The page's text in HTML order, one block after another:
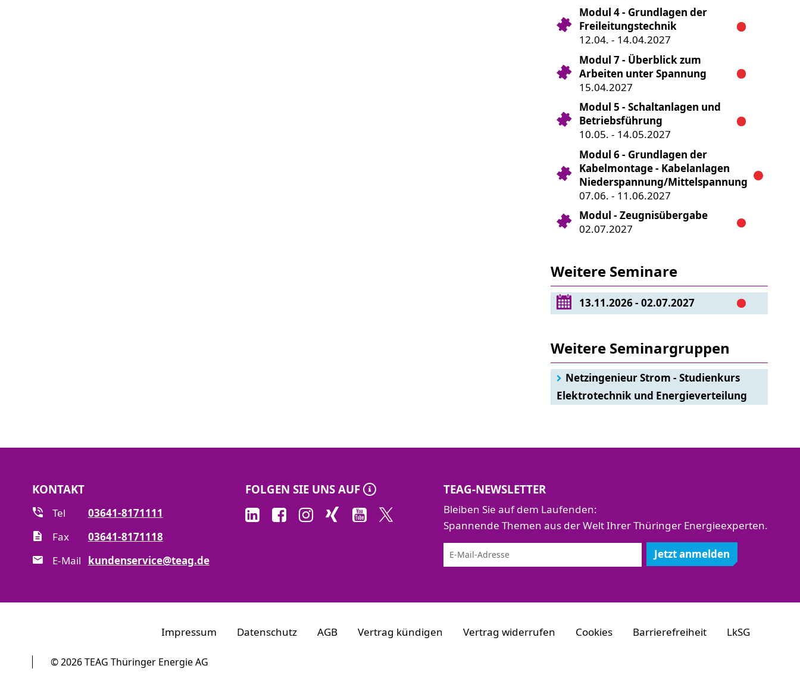
Modul 4 - Grundlagen der
Freileitungstechnik
12.04. - 14.04.2027
Modul 7 - Überblick zum
Arbeiten unter Spannung
15.04.2027
Modul 5 - Schaltanlagen und
Betriebsführung
10.05. - 14.05.2027
Modul 6 - Grundlagen der
Kabelmontage - Kabelanlagen
Niederspannung/Mittelspannung
07.06. - 11.06.2027
Modul - Zeugnisübergabe
02.07.2027
Weitere Seminare
13.11.2026 - 02.07.2027
Weitere Seminargruppen
Netzingenieur Strom - Studienkurs
Elektrotechnik und Energieverteilung
KONTAKT
Tel
03641-8171111
Fax
03641-8171118
E-Mail
kundenservice@teag.de
FOLGEN SIE UNS AUF TEAG-NEWSLETTER
Bleiben Sie auf dem Laufenden:
Spannende Themen aus der Welt Ihrer Thüringer Energieexperten.
Jetzt anmelden
Impressum Datenschutz AGB Vertrag kündigen Vertrag widerrufen Cookies Barrierefreiheit LkSG
© 2026 TEAG Thüringer Energie AG